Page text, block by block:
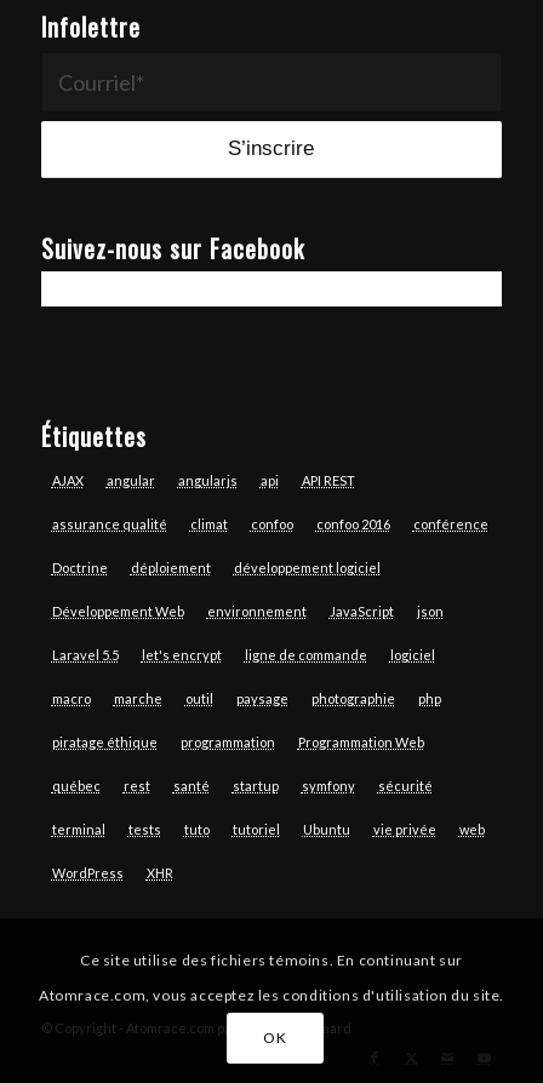
Infolettre
Suivez-nous sur Facebook
Étiquettes
AJAX angular angularjs api API REST
assurance qualité climat confoo confoo 2016 conférence
Doctrine déploiement développement logiciel
Développement Web environnement JavaScript json
Laravel 5.5 let's encrypt ligne de commande logiciel
macro marche outil paysage photographie php
piratage éthique programmation Programmation Web
québec rest santé startup symfony sécurité
terminal tests tuto tutoriel Ubuntu vie privée web
WordPress XHR
© Copyright - Atomrace.com par Guillaume Simard
Ce site utilise des fichiers témoins. En continuant sur
Atomrace.com, vous acceptez les conditions d'utilisation du site.
OK